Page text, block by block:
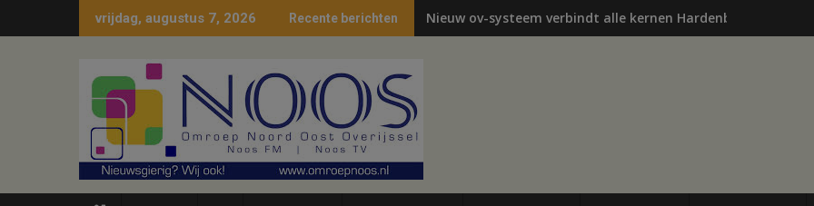
naar
vrijdag, augustus 7, 2026 Recente berichten Nieuw ov-systeem verbindt alle kernen Hardenberg